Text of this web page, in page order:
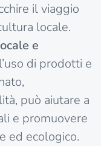
il viaggio
locale.
e
di prodotti e
può aiutare a
e promuovere
ed ecologico.